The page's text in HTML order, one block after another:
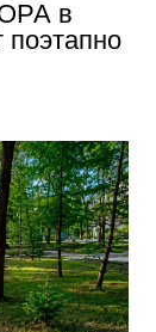
в
поэтапно